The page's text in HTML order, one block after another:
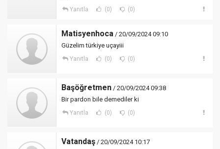
Yanıtla (0) (0)
Matisyenhoca / 20/09/2024 09:10
Güzelim türkiye uçayiii
Yanıtla (0) (0)
Başöğretmen / 20/09/2024 09:38
Bir pardon bile demediler ki
Yanıtla (0) (0)
Vatandaş / 20/09/2024 10:17